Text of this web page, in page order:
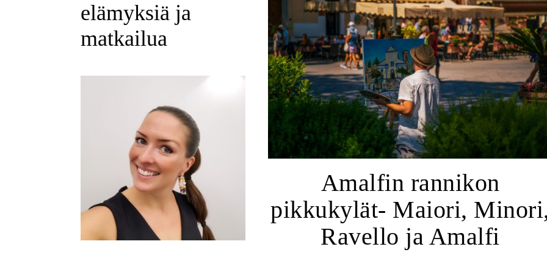
elämyksiä ja
matkailua
Amalfin rannikon
pikkukylät- Maiori,
Ravello ja Amalfi